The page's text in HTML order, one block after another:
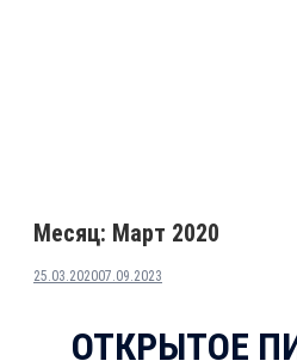
Месяц: Март 2020
25.03.202007.09.2023
ОТКРЫТОЕ